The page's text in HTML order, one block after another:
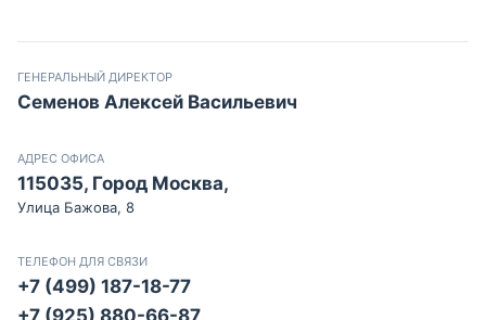
ГЕНЕРАЛЬНЫЙ ДИРЕКТОР
Семенов Алексей Васильевич
АДРЕС ОФИСА
115035, Город Москва,
Улица Бажова, 8
ТЕЛЕФОН ДЛЯ СВЯЗИ
+7 (499) 187-18-77
+7 (925) 880-66-87